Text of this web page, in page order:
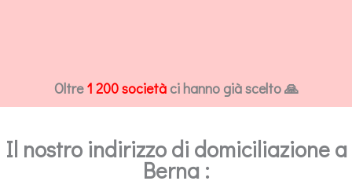
Oltre1 200 societàci hanno già scelto 🙏
Il nostro indirizzo di domiciliazione a
Berna :